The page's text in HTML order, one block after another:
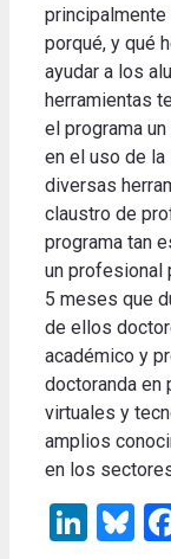
principalmente
porqué, y qué
ayudar a los
herramientas
el programa
en el uso de
diversas
claustro de
programa tan
un profesional
5 meses que
de ellos
académico y
doctoranda en
virtuales y
amplios
en los